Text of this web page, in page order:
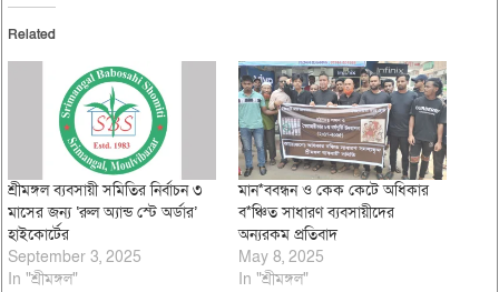
Related
শ্রীমঙ্গল ব্যবসায়ী সমিতির নির্বাচন ৩
মাসের জন্য ‘রুল অ্যান্ড স্টে অর্ডার’
হাইকোর্টের
September 3, 2025
In "শ্রীমঙ্গল"
মান*ববন্ধন ও কেক কেটে অধিকার
ব*ঞ্চিত সাধারণ ব্যবসায়ীদের
অন্যরকম প্রতিবাদ
May 8, 2025
In "শ্রীমঙ্গল"